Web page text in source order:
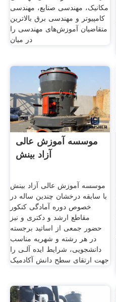
مکانیک، مهندسی صنایع، مهندسی
کامپیوتر و مهندسی برق بالاترین
متقاضیان آموزش‌های مهندسی را
در میان
موسسه آموزش عالی
آزاد بینش
موسسه آموزش عالی آزاد بینش
با سابقه درخشان چندین ساله در
خصوص دوره آمادگی کنکور
مقاطع ارشد و دکتری و نیز
حضور جمعی از اساتید برجسته
در هر رشته و شهریه مناسب
دانشجویی، شرایط ایده آلـی را
جهت ارتقای سطح دانش آکادمیک